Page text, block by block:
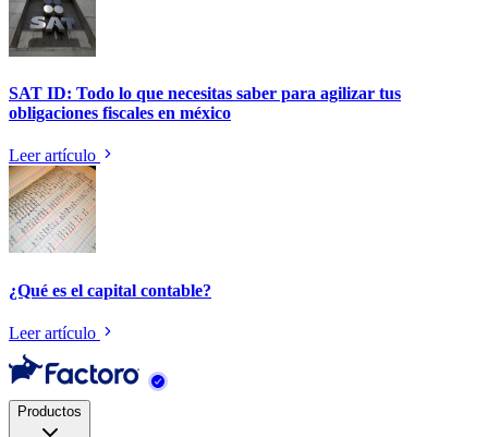
SAT ID: Todo lo que necesitas saber para agilizar tus
obligaciones fiscales en méxico
Leer artículo
¿Qué es el capital contable?
Leer artículo
Productos